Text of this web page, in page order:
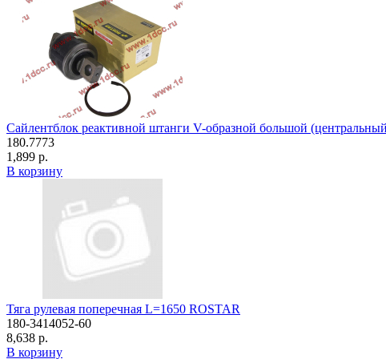
Сайлентблок реактивной штанги V-образной большой
180.7773
1,899 р.
В корзину
Тяга рулевая поперечная L=1650 ROSTAR
180-3414052-60
8,638 р.
В корзину